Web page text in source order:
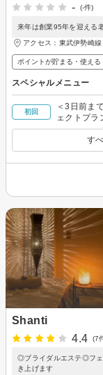
-
(-件)
来年は創業95年を迎える
アクセス：東武伊勢崎
ポイントが貯まる・使える
スペシャルメニュー
初回
＜3日前ま
ェクトプラ
す
Shanti
4.4
(7
◎ブライダルエステ◎フ
き上げます